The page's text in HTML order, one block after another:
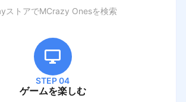
ストアでMCrazy Onesを検索
STEP 04
ゲームを楽しむ